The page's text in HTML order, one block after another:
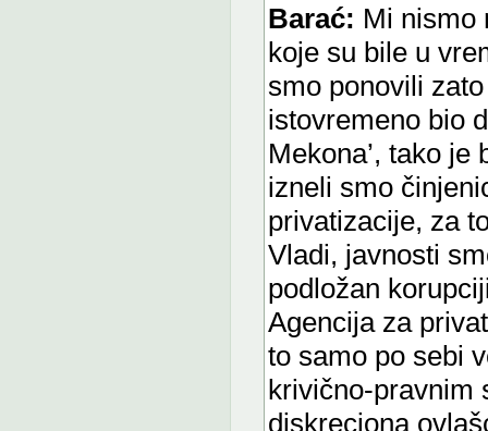
Barać: Mi nismo
koje su bile u
smo ponovili
istovremeno bio
Mekona’, tako
izneli smo
privatizacije, za
Vladi, javnosti
podložan
Agencija za
to samo po sebi
krivično-pravnim
diskreciona